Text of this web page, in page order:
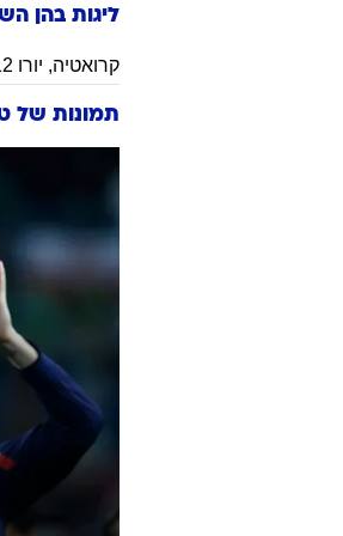
ליגות בהן
קרואטיה, יורו 2012
תמונות של